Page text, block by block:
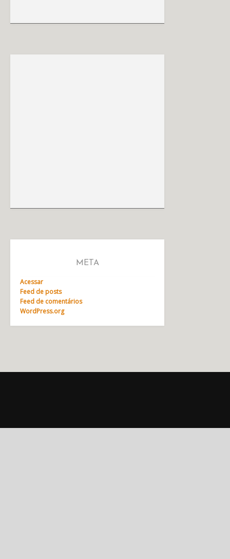
META
Acessar
Feed de posts
Feed de comentários
WordPress.org